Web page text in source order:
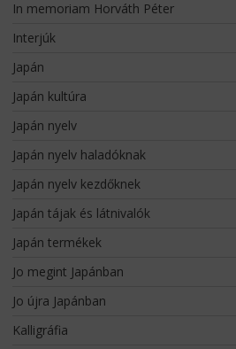
In memoriam Horváth Péter
Interjúk
Japán
Japán kultúra
Japán nyelv
Japán nyelv haladóknak
Japán nyelv kezdőknek
Japán tájak és látnivalók
Japán termékek
Jo megint Japánban
Jo újra Japánban
Kalligráfia